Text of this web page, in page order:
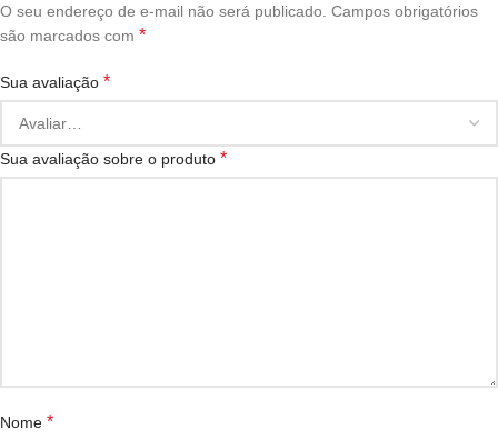
O seu endereço de e-mail não será publicado. Campos obrigatórios
são marcados com *
Sua avaliação *
Sua avaliação sobre o produto *
Nome *